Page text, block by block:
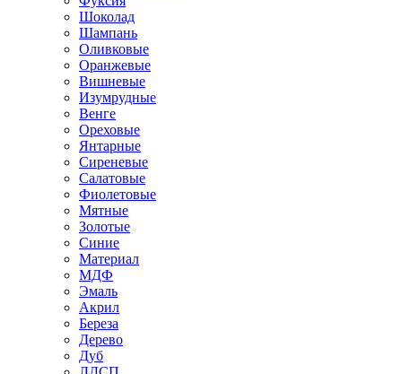
Шоколад
Шампань
Оливковые
Оранжевые
Вишневые
Изумрудные
Венге
Ореховые
Янтарные
Сиреневые
Салатовые
Фиолетовые
Мятные
Золотые
Синие
Материал
МДФ
Эмаль
Акрил
Береза
Дерево
Дуб